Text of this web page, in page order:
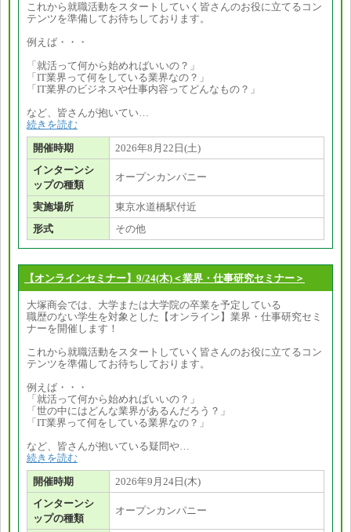
これから就職活動をスタートしていく皆さんのお役に立てるコン
テンツを準備してお待ちしております。
例えば・・・
「就活って何から始めればいいの？」
「IT業界って何をしている業界なの？」
「IT業界のビジネスや仕事内容ってどんなもの？」
など、皆さんが抱いてい…
続きを読む
開催時期
2026年8月22日(土)
インターンシ
ップの種類
オープンカンパニー
実施場所
東京水道橋駅付近
形式
その他
【オンラインセミナー】9/24(木)＜業界・仕事研究セミナー＞
大塚商会では、大学または大学院の卒業を予定している
職歴のない学生を対象とした【オンライン】業界・仕事研究セミ
ナーを開催します！
これから就職活動をスタートしていく皆さんのお役に立てるコン
テンツを準備してお待ちしております。
例えば・・・
「就活って何から始めればいいの？」
「世の中にはどんな業界があるんだろう？」
「IT業界って何をしている業界なの？」
など、皆さんが抱いている疑問や…
続きを読む
開催時期
2026年9月24日(木)
インターンシ
ップの種類
オープンカンパニー